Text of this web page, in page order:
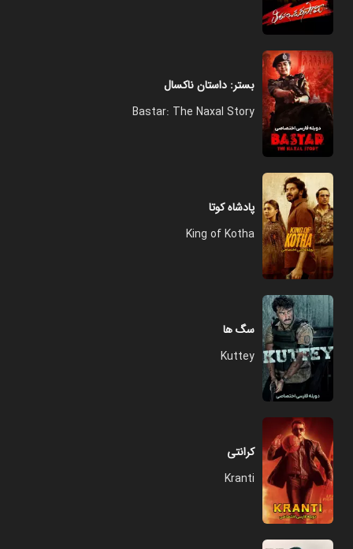
بستر: داستان ناکسال
Bastar: The Naxal Story
پادشاه کوتا
King of Kotha
سگ ها
Kuttey
کرانتی
Kranti